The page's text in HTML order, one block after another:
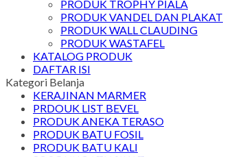
PRODUK TROPHY PIALA
PRODUK VANDEL DAN PLAKAT
PRODUK WALL CLAUDING
PRODUK WASTAFEL
KATALOG PRODUK
DAFTAR ISI
Kategori Belanja
KERAJINAN MARMER
PRDOUK LIST BEVEL
PRODUK ANEKA TERASO
PRODUK BATU FOSIL
PRODUK BATU KALI